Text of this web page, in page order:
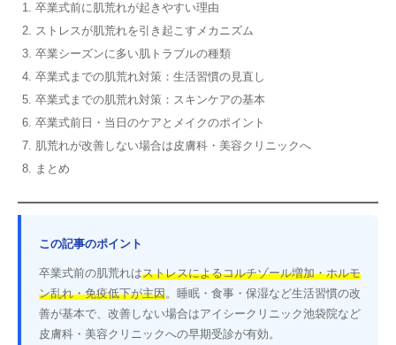
卒業式前に肌荒れが起きやすい理由
ストレスが肌荒れを引き起こすメカニズム
卒業シーズンに多い肌トラブルの種類
卒業式までの肌荒れ対策：生活習慣の見直し
卒業式までの肌荒れ対策：スキンケアの基本
卒業式前日・当日のケアとメイクのポイント
肌荒れが改善しない場合は皮膚科・美容クリニックへ
まとめ
この記事のポイント
卒業式前の肌荒れはストレスによるコルチゾール増加・ホルモ
ン乱れ・免疫低下が主因。睡眠・食事・保湿など生活習慣の改
善が基本で、改善しない場合はアイシークリニック池袋院など
皮膚科・美容クリニックへの早期受診が有効。